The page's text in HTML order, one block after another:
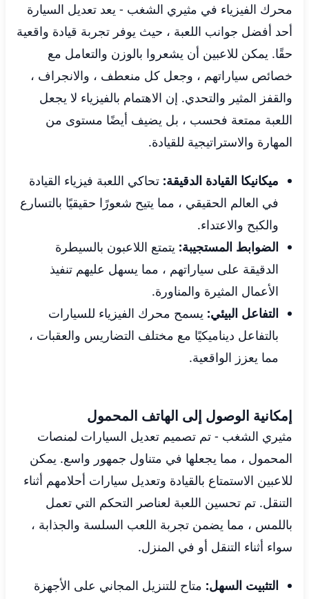
محرك الفيزياء في مثيري الشغب - يعد تعديل السيارة
أحد أفضل جوانب اللعبة ، حيث يوفر تجربة قيادة واقعية
حقًا. يمكن للاعبين أن يشعروا بالوزن والتعامل مع
خصائص سياراتهم ، وجعل كل منعطف ، والانجراف ،
والقفز المثير والتحدي. إن الاهتمام بالفيزياء لا يجعل
اللعبة ممتعة فحسب ، بل يضيف أيضًا مستوى من
المهارة والاستراتيجية للقيادة.
ميكانيكا القيادة الدقيقة: تحاكي اللعبة فيزياء القيادة
في العالم الحقيقي ، مما يتيح شعورًا حقيقيًا بالتسارع
والكبح والاعتداء.
الضوابط المستجيبة: يتمتع اللاعبون بالسيطرة
الدقيقة على سياراتهم ، مما يسهل عليهم تنفيذ
الأعمال المثيرة والمناورة.
التفاعل البيئي: يسمح محرك الفيزياء للسيارات
بالتفاعل ديناميكيًا مع مختلف التضاريس والعقبات ،
مما يعزز الواقعية.
إمكانية الوصول إلى الهاتف المحمول
مثيري الشغب - تم تصميم تعديل السيارات لمنصات
المحمول ، مما يجعلها في متناول جمهور واسع. يمكن
للاعبين الاستمتاع بالقيادة وتعديل سيارات أحلامهم أثناء
التنقل. تم تحسين اللعبة لعناصر التحكم التي تعمل
باللمس ، مما يضمن تجربة اللعب السلسة والجذابة ،
سواء أثناء التنقل أو في المنزل.
التثبيت السهل: متاح للتنزيل المجاني على الأجهزة